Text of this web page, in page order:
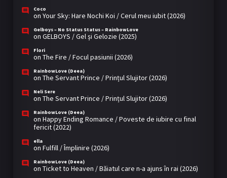
Coco
on Your Sky: Hare Nochi Koi / Cerul meu iubit (2026)
Gelboys – No Status Status – RainbowLove
on GELBOYS / Gel și Gelozie (2025)
Flori
on The Fire / Focul pasiunii (2026)
RainbowLove (Deea)
on The Servant Prince / Prințul Slujitor (2026)
Neli Sere
on The Servant Prince / Prințul Slujitor (2026)
RainbowLove (Deea)
on Happy Ending Romance / Poveste de iubire cu final
fericit (2022)
ella
on Fulfill / Împlinire (2026)
RainbowLove (Deea)
on Ticket to Heaven / Băiatul care n-a ajuns în rai (2026)